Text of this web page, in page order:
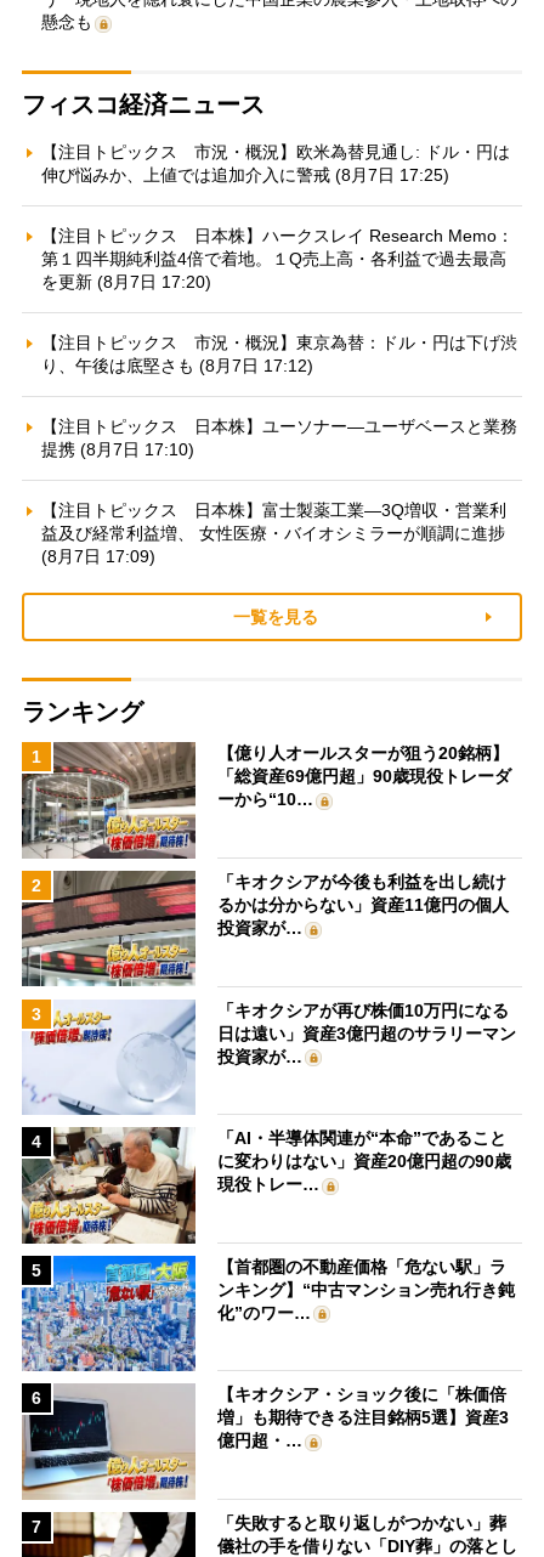
懸念も
フィスコ経済ニュース
【注目トピックス 市況・概況】欧米為替見通し: ドル・円は
伸び悩みか、上値では追加介入に警戒 (8月7日 17:25)
【注目トピックス 日本株】ハークスレイ Research Memo：
第１四半期純利益4倍で着地。１Q売上高・各利益で過去最高
を更新 (8月7日 17:20)
【注目トピックス 市況・概況】東京為替：ドル・円は下げ渋
り、午後は底堅さも (8月7日 17:12)
【注目トピックス 日本株】ユーソナー—ユーザベースと業務
提携 (8月7日 17:10)
【注目トピックス 日本株】富士製薬工業—3Q増収・営業利
益及び経常利益増、 女性医療・バイオシミラーが順調に進捗
(8月7日 17:09)
一覧を見る
ランキング
1
【億り人オールスターが狙う20銘柄】
「総資産69億円超」90歳現役トレーダ
ーから“10…
2
「キオクシアが今後も利益を出し続け
るかは分からない」資産11億円の個人
投資家が…
3
「キオクシアが再び株価10万円になる
日は遠い」資産3億円超のサラリーマン
投資家が…
4
「AI・半導体関連が“本命”であること
に変わりはない」資産20億円超の90歳
現役トレー…
5
【首都圏の不動産価格「危ない駅」ラ
ンキング】“中古マンション売れ行き鈍
化”のワー…
6
【キオクシア・ショック後に「株価倍
増」も期待できる注目銘柄5選】資産3
億円超・…
7
「失敗すると取り返しがつかない」葬
儀社の手を借りない「DIY葬」の落とし